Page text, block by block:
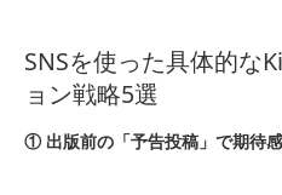
SNSを使った具体的な
ョン戦略5選
① 出版前の「予告投稿」で期待